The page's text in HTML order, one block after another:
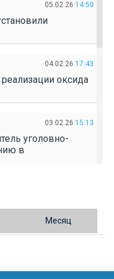
05.02.26 14:50
04.02.26 17:43
оксида
03.02.26 15:13
уголовно-
в
выращивание
зоне, свободной от
Месяц